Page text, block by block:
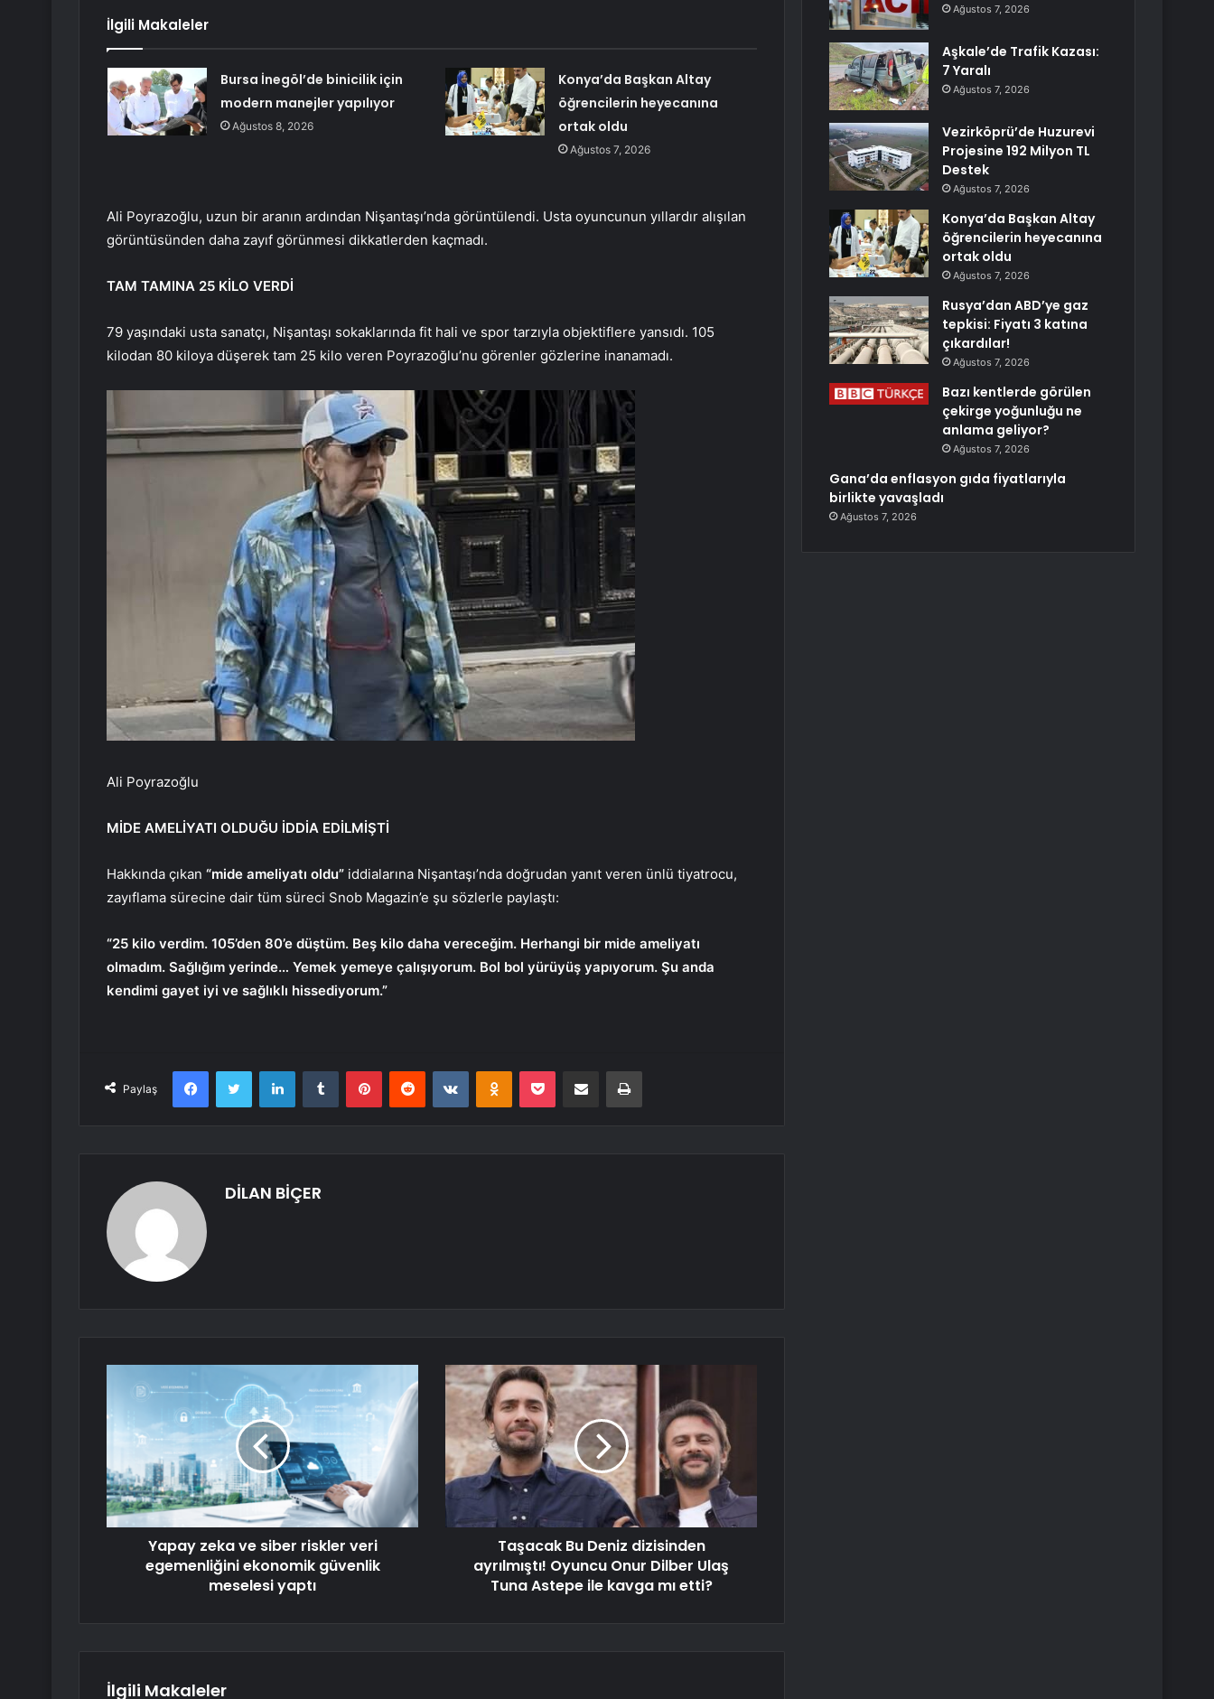
İlgili Makaleler
Bursa İnegöl’de binicilik için
modern manejler yapılıyor
Ağustos 8, 2026
Konya’da Başkan Altay
öğrencilerin heyecanına
ortak oldu
Ağustos 7, 2026
Ali Poyrazoğlu, uzun bir aranın ardından Nişantaşı’nda görüntülendi. Usta oyuncunun yıllardır alışılan
görüntüsünden daha zayıf görünmesi dikkatlerden kaçmadı.
TAM TAMINA 25 KİLO VERDİ
79 yaşındaki usta sanatçı, Nişantaşı sokaklarında fit hali ve spor tarzıyla objektiflere yansıdı. 105
kilodan 80 kiloya düşerek tam 25 kilo veren Poyrazoğlu’nu görenler gözlerine inanamadı.
Ali Poyrazoğlu
MİDE AMELİYATI OLDUĞU İDDİA EDİLMİŞTİ
Hakkında çıkan “mide ameliyatı oldu” iddialarına Nişantaşı’nda doğrudan yanıt veren ünlü tiyatrocu,
zayıflama sürecine dair tüm süreci Snob Magazin’e şu sözlerle paylaştı:
“25 kilo verdim. 105’den 80’e düştüm. Beş kilo daha vereceğim. Herhangi bir mide ameliyatı
olmadım. Sağlığım yerinde… Yemek yemeye çalışıyorum. Bol bol yürüyüş yapıyorum. Şu anda
kendimi gayet iyi ve sağlıklı hissediyorum.”
Paylaş
FacebookTwitter LinkedInTumblr PinterestReddit VKontakteOdnoklassniki
Pocket E-Posta ile paylaş Yazdır
DİLAN BİÇER
Yapay zeka ve siber riskler veri
egemenliğini ekonomik güvenlik
meselesi yaptı
Taşacak Bu Deniz dizisinden
ayrılmıştı! Oyuncu Onur Dilber Ulaş
Tuna Astepe ile kavga mı etti?
İlgili Makaleler
Ağustos 7, 2026
Aşkale’de Trafik Kazası:
7 Yaralı
Ağustos 7, 2026
Vezirköprü’de Huzurevi
Projesine 192 Milyon TL
Destek
Ağustos 7, 2026
Konya’da Başkan Altay
öğrencilerin heyecanına
ortak oldu
Ağustos 7, 2026
Rusya’dan ABD’ye gaz
tepkisi: Fiyatı 3 katına
çıkardılar!
Ağustos 7, 2026
Bazı kentlerde görülen
çekirge yoğunluğu ne
anlama geliyor?
Ağustos 7, 2026
Gana’da enflasyon gıda fiyatlarıyla
birlikte yavaşladı
Ağustos 7, 2026